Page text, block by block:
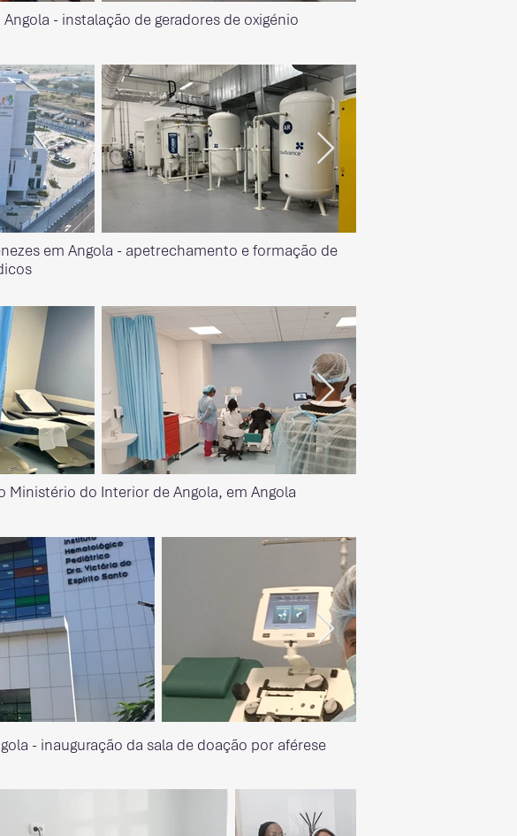
- instalação de geradores de oxigénio
em Angola - apetrechamento e formação de
do Interior de Angola, em Angola
- inauguração da sala de doação por aférese